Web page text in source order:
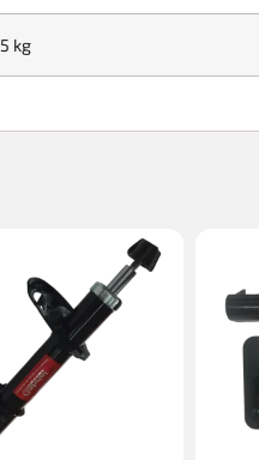
5 kg